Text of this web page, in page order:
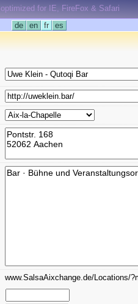
optimized for IE, FireFox & Safari
de en fr
es
www.SalsaAixchange.de/Locations/